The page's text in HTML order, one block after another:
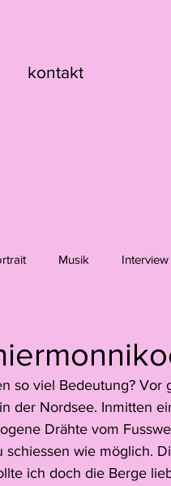
kontakt
Musik Interview
Juno Peter Simon
Reportage
so viel Bedeutung? Vor
der Nordsee. Inmitten
Drähte vom
wie möglich.
ich doch die Berge